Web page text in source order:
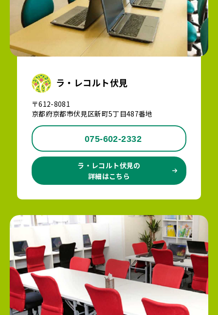
ラ・レコルト伏見
〒612-8081
京都府京都市伏見区新町5丁目487番地
075-602-2332
ラ・レコルト伏見の
詳細はこちら